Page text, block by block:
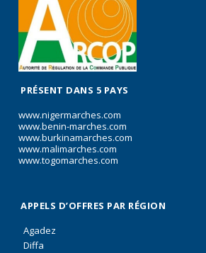
PRÉSENT DANS 5 PAYS
www.nigermarches.com
www.benin-marches.com
www.burkinamarches.com
www.malimarches.com
www.togomarches.com
APPELS D’OFFRES PAR RÉGION
Agadez
Diffa